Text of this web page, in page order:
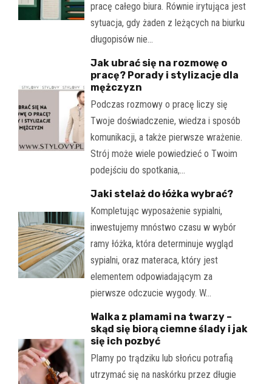
pracę całego biura. Równie irytująca jest
sytuacja, gdy żaden z leżących na biurku
długopisów nie…
Jak ubrać się na rozmowę o
pracę? Porady i stylizacje dla
mężczyzn
Podczas rozmowy o pracę liczy się
Twoje doświadczenie, wiedza i sposób
komunikacji, a także pierwsze wrażenie.
Strój może wiele powiedzieć o Twoim
podejściu do spotkania,…
Jaki stelaż do łóżka wybrać?
Kompletując wyposażenie sypialni,
inwestujemy mnóstwo czasu w wybór
ramy łóżka, która determinuje wygląd
sypialni, oraz materaca, który jest
elementem odpowiadającym za
pierwsze odczucie wygody. W…
Walka z plamami na twarzy –
skąd się biorą ciemne ślady i jak
się ich pozbyć
Plamy po trądziku lub słońcu potrafią
utrzymać się na naskórku przez długie